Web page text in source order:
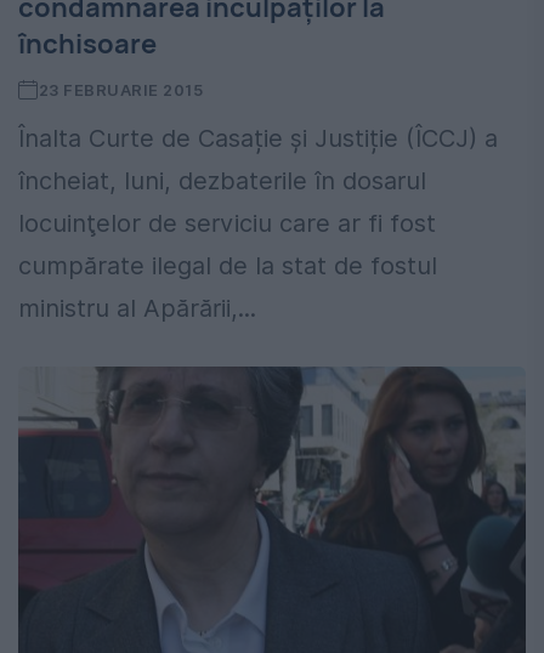
condamnarea inculpaților la
închisoare
23 FEBRUARIE 2015
Înalta Curte de Casație și Justiție (ÎCCJ) a
încheiat, luni, dezbaterile în dosarul
locuinţelor de serviciu care ar fi fost
cumpărate ilegal de la stat de fostul
ministru al Apărării,...